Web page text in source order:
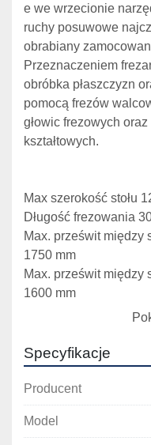
e we wrzecionie
ruchy posuwowe
obrabiany
Przeznaczeniem
obróbka płaszczyzn
pomocą frezów
głowic frezowych
kształtowych.
Max szerokość stołu
Długość frezowania
Max. prześwit między
1750 mm
Max. prześwit między
1600 mm
Max. prześwit między
Specyfikacje
Producent
Model